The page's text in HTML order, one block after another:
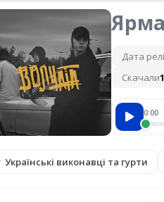
Дата
Скачали
0:00
Українські виконавці та гурти